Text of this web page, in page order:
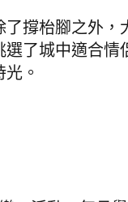
撐枱腳之外，
了城中適合情
。